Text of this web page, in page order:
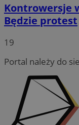
Kontrowersje
Będzie protest
19
Portal należy do